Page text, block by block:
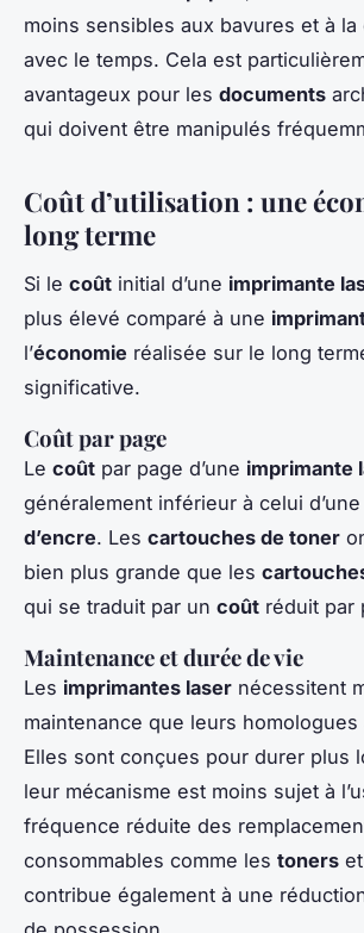
moins sensibles aux bavures et à la
avec le temps. Cela est
avantageux pour les documents
qui doivent être manipulés
Coût d’utilisation : une
long terme
Si le coût initial d’une imprimante
plus élevé comparé à une
l’économie réalisée sur le long
significative.
Coût par page
Le coût par page d’une imprimante
généralement inférieur à celui d’une
d’encre. Les cartouches de toner
bien plus grande que les
qui se traduit par un coût réduit par
Maintenance et durée de vie
Les imprimantes laser nécessitent
maintenance que leurs homologues
Elles sont conçues pour durer plus
leur mécanisme est moins sujet à
fréquence réduite des
consommables comme les toners
contribue également à une